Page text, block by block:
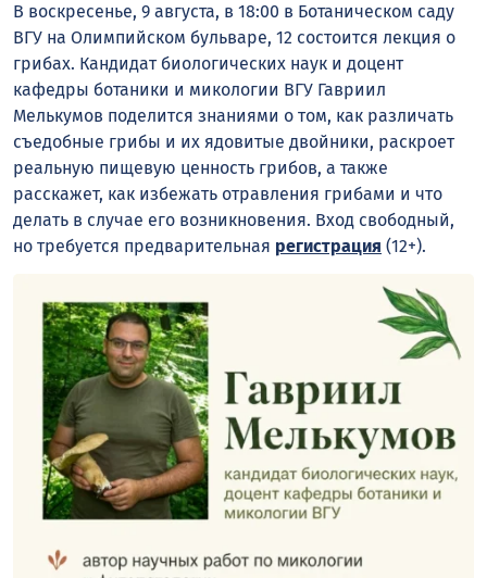
В воскресенье, 9 августа, в 18:00 в Ботаническом саду
ВГУ на Олимпийском бульваре, 12 состоится лекция о
грибах. Кандидат биологических наук и доцент
кафедры ботаники и микологии ВГУ Гавриил
Мелькумов поделится знаниями о том, как различать
съедобные грибы и их ядовитые двойники, раскроет
реальную пищевую ценность грибов, а также
расскажет, как избежать отравления грибами и что
делать в случае его возникновения. Вход свободный,
но требуется предварительная регистрация (12+).